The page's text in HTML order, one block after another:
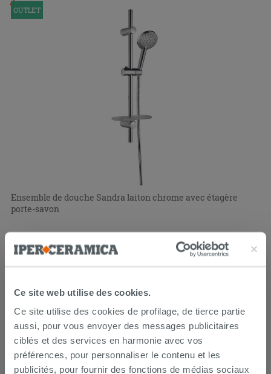
Ce site web utilise des cookies.
Ce site utilise des cookies de profilage, de tierce partie
aussi, pour vous envoyer des messages publicitaires
ciblés et des services en harmonie avec vos
préférences, pour personnaliser le contenu et les
publicités, pour fournir des fonctions de médias sociaux
Commandable en magasin ou via le service client
OUTLET
Ensemble de douche Sandra laiton chrome avec étagère
porte-savon
39,90 € /PC